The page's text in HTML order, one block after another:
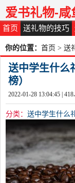
首页 送礼物的技巧
爱书礼物-咸
你的位置： 首页 > 送
送中学生什么
榜）
2022-01-28 13:04:45 | 418
分类： 送中学生什么